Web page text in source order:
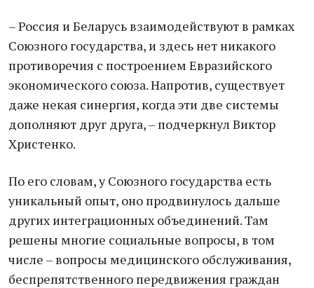
– Россия и Беларусь взаимодействуют в рамках
Союзного государства, и здесь нет никакого
противоречия с построением Евразийского
экономического союза. Напротив, существует
даже некая синергия, когда эти две системы
дополняют друг друга, – подчеркнул Виктор
Христенко.
По его словам, у Союзного государства есть
уникальный опыт, оно продвинулось дальше
других интеграционных объединений. Там
решены многие социальные вопросы, в том
числе – вопросы медицинского обслуживания,
беспрепятственного передвижения граждан